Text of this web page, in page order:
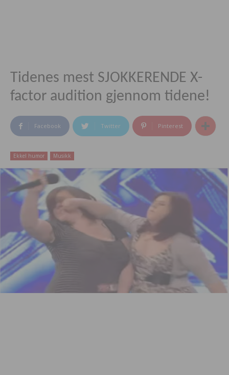
Tidenes mest SJOKKERENDE X-
factor audition gjennom tidene!
Facebook Twitter Pinterest
Ekkel humor Musikk